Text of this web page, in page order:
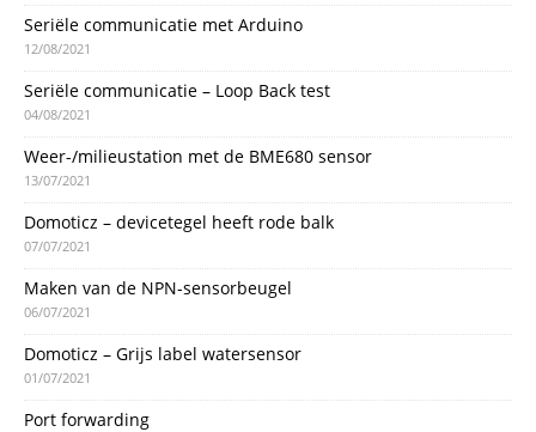
Seriële communicatie met Arduino
12/08/2021
Seriële communicatie – Loop Back test
04/08/2021
Weer-/milieustation met de BME680 sensor
13/07/2021
Domoticz – devicetegel heeft rode balk
07/07/2021
Maken van de NPN-sensorbeugel
06/07/2021
Domoticz – Grijs label watersensor
01/07/2021
Port forwarding